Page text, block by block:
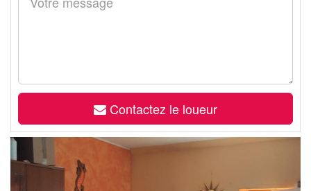
Contactez le loueur